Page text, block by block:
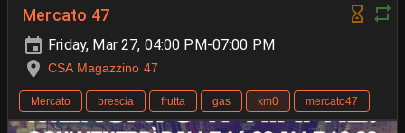
Mercato 47
Friday, Mar 27, 04:00 PM-07:00 PM
CSA Magazzino 47
Mercato brescia frutta gas km0 mercato47